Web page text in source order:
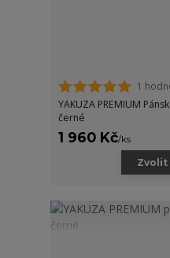
1
YAKUZA PREMIUM
černé
1 960 Kč/ks
Zvolit